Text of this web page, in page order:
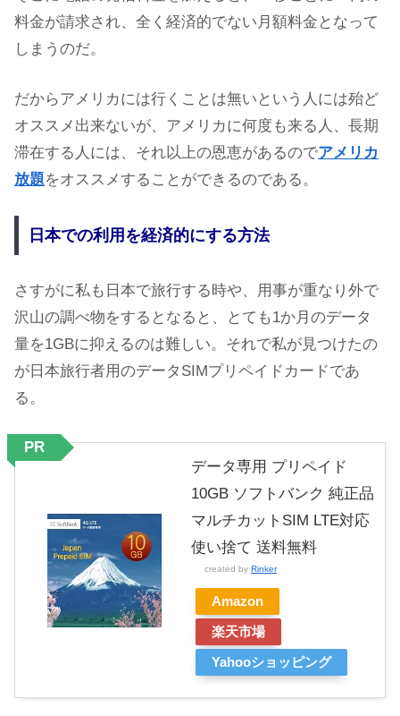
料金が請求され、全く経済的でない月額料金となって
しまうのだ。
だからアメリカには行くことは無いという人には殆ど
オススメ出来ないが、アメリカに何度も来る人、長期
滞在する人には、それ以上の恩恵があるのでアメリカ
放題をオススメすることができるのである。
日本での利用を経済的にする方法
さすがに私も日本で旅行する時や、用事が重なり外で
沢山の調べ物をするとなると、とても1か月のデータ
量を1GBに抑えるのは難しい。それで私が見つけたの
が日本旅行者用のデータSIMプリペイドカードであ
る。
データ専用 プリペイド
10GB ソフトバンク 純正品
マルチカットSIM LTE対応
使い捨て 送料無料
created by Rinker
Amazon
楽天市場
Yahooショッピング
PR